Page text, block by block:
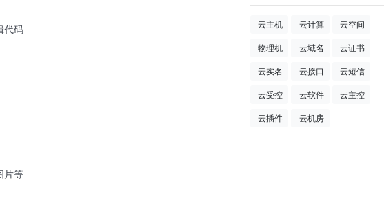
代码
片等
云主机 云计算 云空间
物理机 云域名 云证书
云实名 云接口 云短信
云受控 云软件 云主控
云插件 云机房